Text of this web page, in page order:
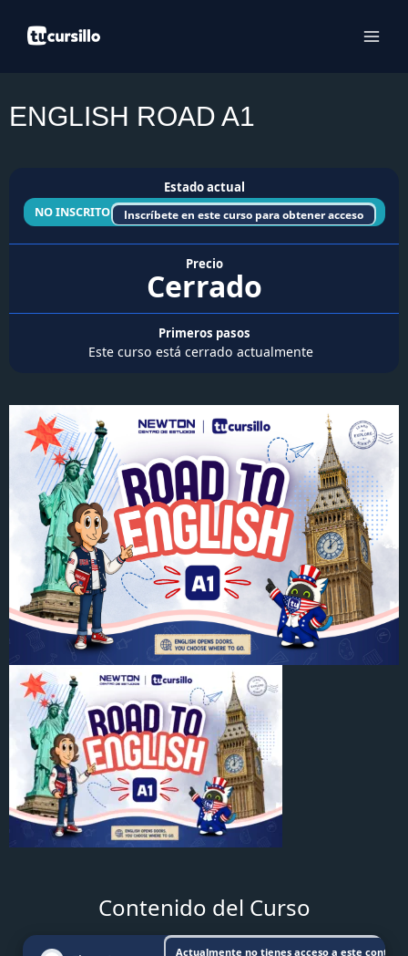
ENGLISH ROAD A1
Estado actual
NO INSCRITO
Inscríbete en este curso para obtener acceso
Precio
Cerrado
Primeros pasos
Este curso está cerrado actualmente
Contenido del Curso
Actualmente no tienes acceso a este